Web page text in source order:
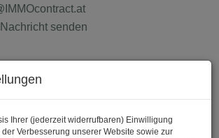
senden
Ihrer (jederzeit widerrufbaren) Einwilligung
Verbesserung unserer Website sowie zur